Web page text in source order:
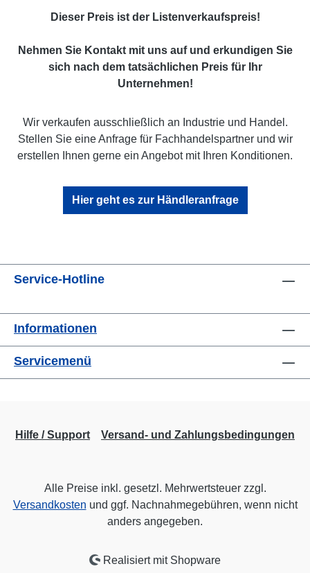
Dieser Preis ist der Listenverkaufspreis!
Nehmen Sie Kontakt mit uns auf und erkundigen Sie
sich nach dem tatsächlichen Preis für Ihr
Unternehmen!
Wir verkaufen ausschließlich an Industrie und Handel.
Stellen Sie eine Anfrage für Fachhandelspartner und wir
erstellen Ihnen gerne ein Angebot mit Ihren Konditionen.
Hier geht es zur Händleranfrage
Service-Hotline
Informationen
Servicemenü
Hilfe / Support Versand- und Zahlungsbedingungen
Alle Preise inkl. gesetzl. Mehrwertsteuer zzgl.
Versandkosten und ggf. Nachnahmegebühren, wenn nicht
anders angegeben.
Realisiert mit Shopware